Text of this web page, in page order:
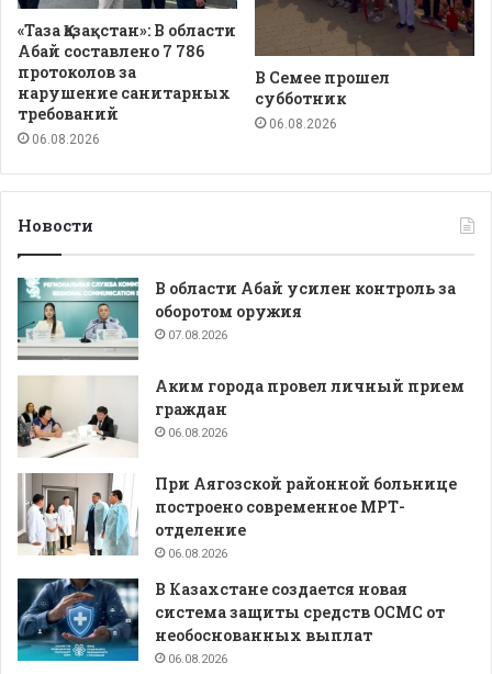
«Таза Қазақстан»: В области
Абай составлено 7 786
протоколов за
нарушение санитарных
требований
06.08.2026
В Семее прошел
субботник
06.08.2026
Новости
В области Абай усилен контроль за
оборотом оружия
07.08.2026
Аким города провел личный прием
граждан
06.08.2026
При Аягозской районной больнице
построено современное МРТ-
отделение
06.08.2026
В Казахстане создается новая
система защиты средств ОСМС от
необоснованных выплат
06.08.2026